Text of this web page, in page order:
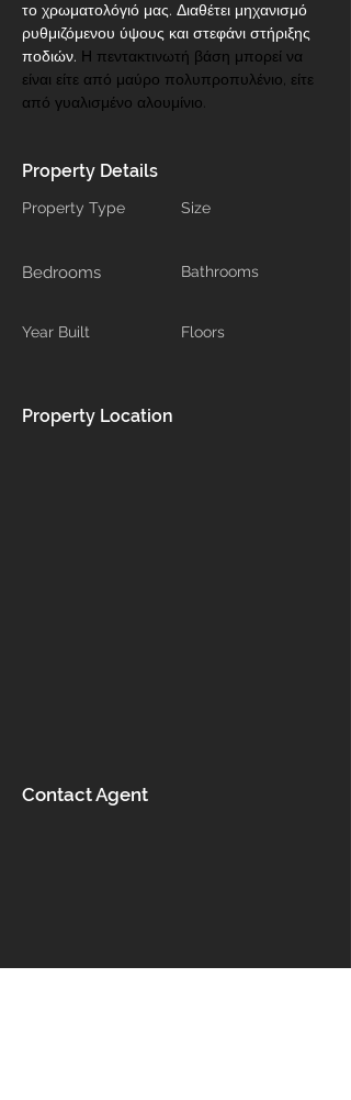
το χρωματολόγιό μας. Διαθέτει μηχανισμό
ρυθμιζόμενου ύψους και στεφάνι στήριξης
ποδιών. Η πεντακτινωτή βάση μπορεί να
είναι είτε από μαύρο πολυπροπυλένιο, είτε
από γυαλισμένο αλουμίνιο.
Property Details
Property Type
Bedrooms
Year Built
Size
Bathrooms
Floors
Property Location
Contact Agent